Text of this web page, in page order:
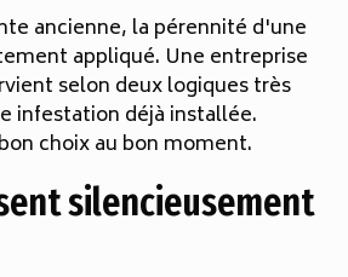
ancienne, la pérennité d'une
appliqué. Une entreprise
selon deux logiques très
infestation déjà installée.
choix au bon moment.
silencieusement